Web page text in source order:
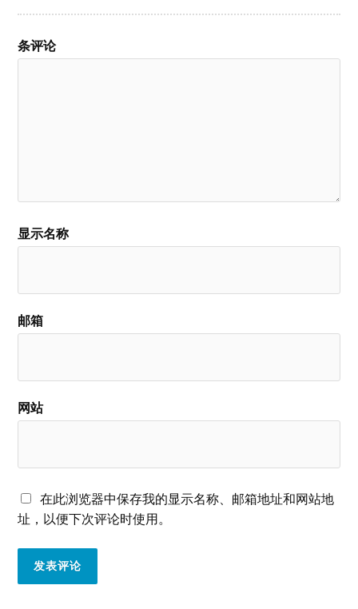
条评论
显示名称
邮箱
网站
在此浏览器中保存我的显示名称、邮箱地址和网站地
址，以便下次评论时使用。